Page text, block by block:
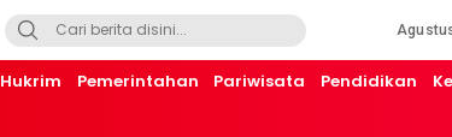
Hukrim Pemerintahan Pariwisata Pendidikan